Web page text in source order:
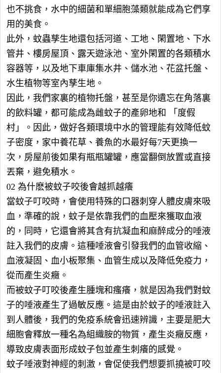
也不挑食，水中的細菌和單細胞藻類就能成為它們享
用的美食。
此外，蚊蟲孳生地還包括河道、工地、閑置地、下水
管井、樓房屋頂、露天遊泳池、室外閑置的各類積水
容器等，以及地下車庫集水井、儲水池、花盆托盤、
水生植物等室內孳生地。
因此，我們家裏的植物托盤，甚至是你遺忘在角落裏
的飲料罐，都可能成為雌蚊子的產卵地和 「度假
村」。因此，做好各類環境中水的管理能有效降低蚊
子密度，家中養花草、養魚的水最好每7天更換一
次，房屋前後如果有瓶瓶罐罐，應當翻倒放置或直接
丟棄，避免積水。
02 為什麽被蚊子咬後會越抓越癢
當蚊子叮咬時，會使用特殊的口器刺穿人體皮膚來吸
血，準確的說，蚊子是依靠我們的血壓來獲取血液
的，同時，它還會將其含有抗凝血和麻醉成分的唾液
註入我們的皮膚。這種唾液會引發我們的血管收縮、
血液凝固、血小板聚集、血管生成以及降低免疫力，
從而產生炎癥。
而被蚊子叮咬後產生腫塊和瘙癢，就是因為我們對蚊
子的唾液產生了過敏反應。這是由於蚊子的唾液註入
到人體後，我們的免疫系統會迅速辨識，主要是肥大
細胞會釋放一種名為組織胺的物質，產生炎癥反應，
導致皮膚表面形成蚊子包並產生刺癢的感覺。
蚊子唾液對神經的刺激，會促使我們想要抓撓被叮咬